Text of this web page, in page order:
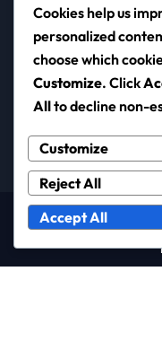
Copyright ©
Cookies help us
personalized
choose which
Customize. Click
Allto decline non-
Customize
Reject All
Accept All